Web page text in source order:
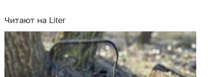
Читают на Liter